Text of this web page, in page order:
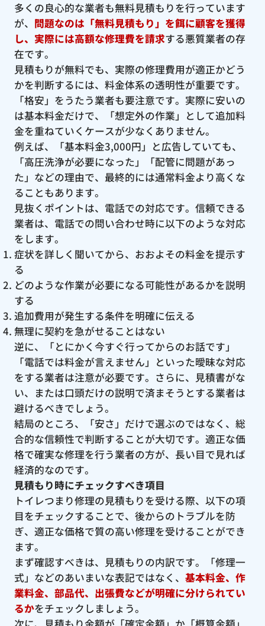
多くの良心的な業者も無料見積もりを行っています
が、 問題なのは「無料見積もり」を餌に顧客を獲得
し、実際には高額な修理費を請求する悪質業者の存
在です。
見積もりが無料でも、実際の修理費用が適正かどう
かを判断するには、料金体系の透明性が重要です。
「格安」をうたう業者も要注意です。実際に安いの
は基本料金だけで、「想定外の作業」として追加料
金を重ねていくケースが少なくありません。
例えば、「基本料金3,000円」と広告していても、
「高圧洗浄が必要になった」「配管に問題があっ
た」などの理由で、最終的には通常料金より高くな
ることもあります。
見抜くポイントは、電話での対応です。信頼できる
業者は、電話での問い合わせ時に以下のような対応
をします。
症状を詳しく聞いてから、おおよその料金を提示す
る
どのような作業が必要になる可能性があるかを説明
する
追加費用が発生する条件を明確に伝える
無理に契約を急がせることはない
逆に、「とにかく今すぐ行ってからのお話です」
「電話では料金が言えません」といった曖昧な対応
をする業者は注意が必要です。さらに、見積書がな
い、または口頭だけの説明で済まそうとする業者は
避けるべきでしょう。
結局のところ、「安さ」だけで選ぶのではなく、総
合的な信頼性で判断することが大切です。適正な価
格で確実な修理を行う業者の方が、長い目で見れば
経済的なのです。
見積もり時にチェックすべき項目
トイレつまり修理の見積もりを受ける際、以下の項
目をチェックすることで、後からのトラブルを防
ぎ、適正な価格で質の高い修理を受けることができ
ます。
まず確認すべきは、見積もりの内訳です。「修理一
式」などのあいまいな表記ではなく、 基本料金、作
業料金、部品代、出張費などが明確に分けられてい
るかをチェックしましょう。